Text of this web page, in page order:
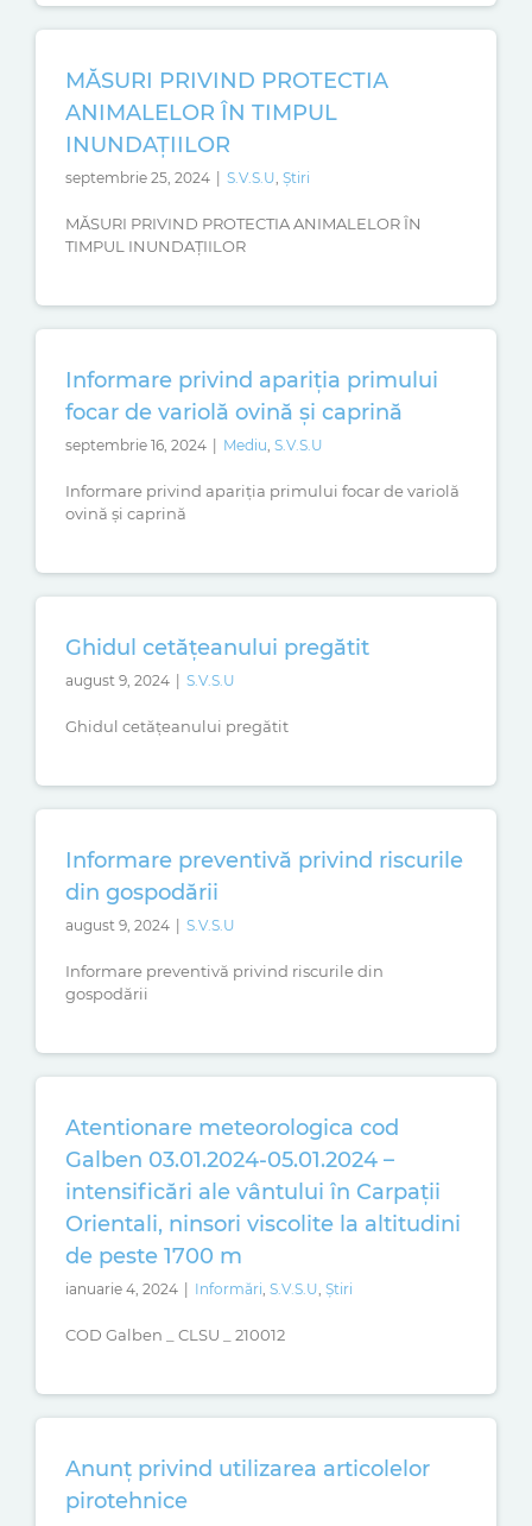
MĂSURI PRIVIND PROTECTIA
ANIMALELOR ÎN TIMPUL
INUNDAȚIILOR
septembrie 25, 2024 | S.V.S.U Știri
MĂSURI PRIVIND PROTECTIA ANIMALELOR ÎN
TIMPUL INUNDAȚIILOR
Informare privind apariția primului
focar de variolă ovină și caprină
septembrie 16, 2024 | Mediu S.V.S.U
Informare privind apariția primului focar de variolă
ovină și caprină
Ghidul cetățeanului pregătit
august 9, 2024 | S.V.S.U
Ghidul cetățeanului pregătit
Informare preventivă privind riscurile
din gospodării
august 9, 2024 | S.V.S.U
Informare preventivă privind riscurile din
gospodării
Atentionare meteorologica cod
Galben 03.01.2024-05.01.2024 –
intensificări ale vântului în Carpații
Orientali, ninsori viscolite la altitudini
de peste 1700 m
ianuarie 4, 2024 | Informări S.V.S.U Știri
COD Galben _ CLSU _ 210012
Anunț privind utilizarea articolelor
pirotehnice